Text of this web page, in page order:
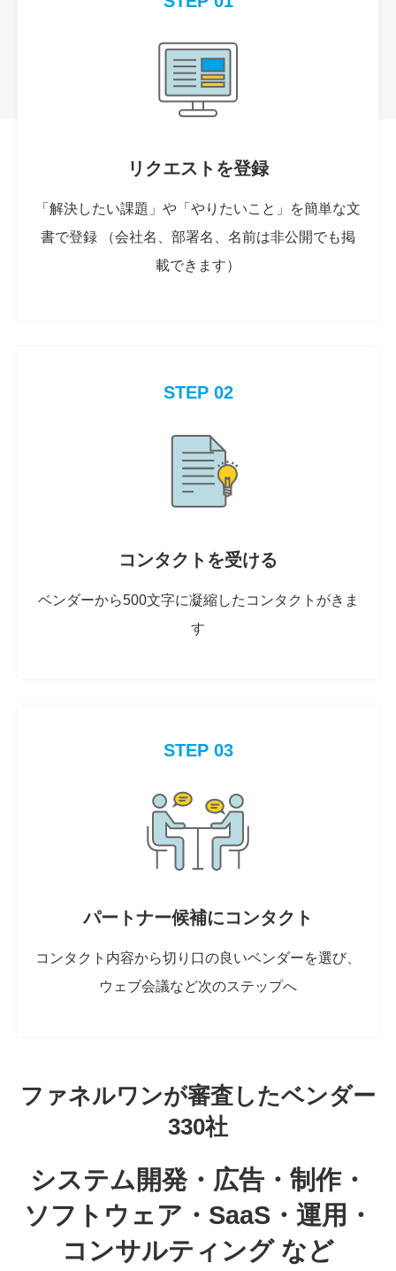
リクエストを登録
「解決したい課題」や「やりたいこと」を簡単な文
書で登録 （会社名、部署名、名前は非公開でも掲
載できます）
STEP 02
コンタクトを受ける
ベンダーから500文字に凝縮したコンタクトがきま
す
STEP 03
パートナー候補にコンタクト
コンタクト内容から切り口の良いベンダーを選び、
ウェブ会議など次のステップへ
ファネルワンが審査したベンダー
330社
システム開発・広告・制作・
ソフトウェア・SaaS・運用・
コンサルティング など